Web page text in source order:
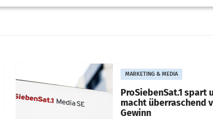
MARKETING & MEDIA
ProSiebenSat.1 spart
macht überraschend
Gewinn